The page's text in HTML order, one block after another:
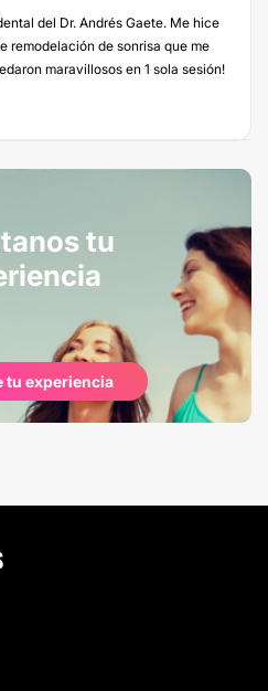
del Dr. Andrés Gaete. Me hice
remodelación de sonrisa que me
maravillosos en 1 sola sesión!
tu
tu experiencia